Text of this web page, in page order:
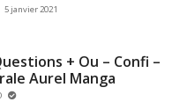
5 janvier 2021
+ Ou – Confi –
Aurel Manga